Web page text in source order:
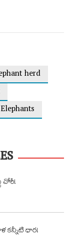
herd
చోరీ!
కన్నీటి ధార!